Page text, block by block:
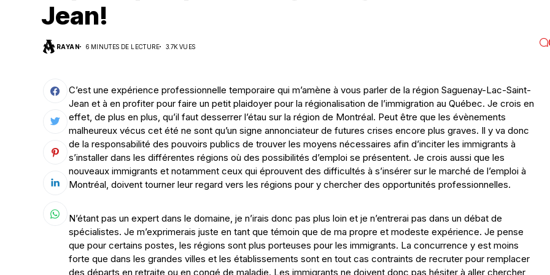
Suivi des démarches
Votre Profession/formation
Jean!
RAYAN 6 MINUTES DE LECTURE 3.7K VUES
C’est une expérience professionnelle temporaire qui m’amène à vous parler de la région Saguenay-Lac-Saint-
Jean et à en profiter pour faire un petit plaidoyer pour la régionalisation de l’immigration au Québec. Je crois en
effet, de plus en plus, qu’il faut desserrer l’étau sur la région de Montréal. Peut être que les évènements
malheureux vécus cet été ne sont qu’un signe annonciateur de futures crises encore plus graves. Il y va donc
de la responsabilité des pouvoirs publics de trouver les moyens nécessaires afin d’inciter les immigrants à
s’installer dans les différentes régions où des possibilités d’emploi se présentent. Je crois aussi que les
nouveaux immigrants et notamment ceux qui éprouvent des difficultés à s’insérer sur le marché de l’emploi à
Montréal, doivent tourner leur regard vers les régions pour y chercher des opportunités professionnelles.
N’étant pas un expert dans le domaine, je n’irais donc pas plus loin et je n’entrerai pas dans un débat de
spécialistes. Je m’exprimerais juste en tant que témoin que de ma propre et modeste expérience. Je pense
que pour certains postes, les régions sont plus porteuses pour les immigrants. La concurrence y est moins
forte que dans les grandes villes et les établissements sont en tout cas contraints de recruter pour remplacer
des départs en retraite ou en congé de maladie. Les immigrants ne doivent donc pas hésiter à aller chercher